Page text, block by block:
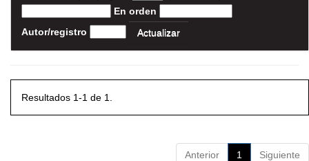
En orden
Autor/registro
Resultados 1-1 de 1.
Anterior 1 Siguiente